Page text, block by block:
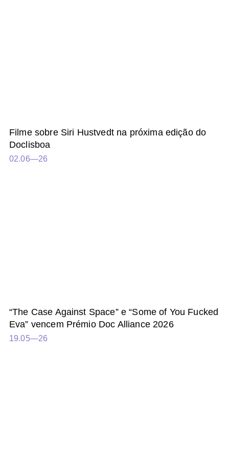
Filme sobre Siri Hustvedt na próxima edição do
Doclisboa
02.06—26
“The Case Against Space” e “Some of You Fucked
Eva” vencem Prémio Doc Alliance 2026
19.05—26